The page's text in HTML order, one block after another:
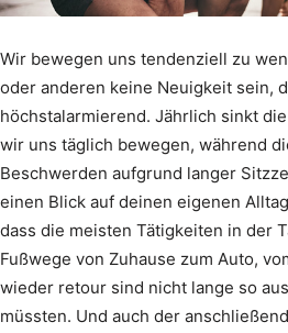
Wir bewegen uns tendenziell zu
oder anderen keine Neuigkeit sein,
höchstalarmierend. Jährlich sinkt
wir uns täglich bewegen, während
Beschwerden aufgrund langer
einen Blick auf deinen eigenen
dass die meisten Tätigkeiten in der
Fußwege von Zuhause zum Auto,
wieder retour sind nicht lange so
müssten. Und auch der